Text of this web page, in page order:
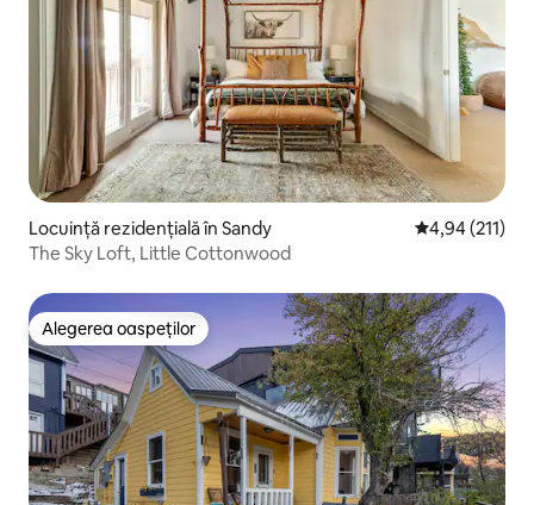
Locuință rezidențială în Sandy Scor mediu
4,94 (211)
The Sky Loft, Little Cottonwood
Alegerea oaspeților
Alegerea oaspeților